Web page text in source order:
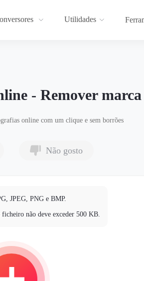
Utilidades
- Remover
online com um clique e sem borrões
Não gosto
JPEG, PNG e BMP.
não deve exceder 500 KB.